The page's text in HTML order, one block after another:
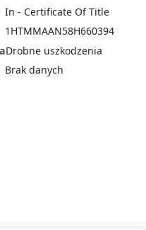
In - Certificate Of Title
1HTMMAAN58H660394
Drobne uszkodzenia
Brak danych